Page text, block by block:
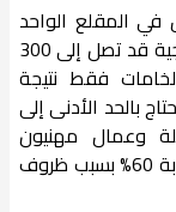
في المقلع الواحد
يبلغ نحو 100 طن يومياً، رغم أن الطاقة الإنتاجية قد تصل إلى 300
فقط نتيجة
بالحد الأدنى إلى
وعمال مهنيون
وإداريون، فيما تبلغ نسبة التشغيل الحالية قرابة 60% بسبب ظروف